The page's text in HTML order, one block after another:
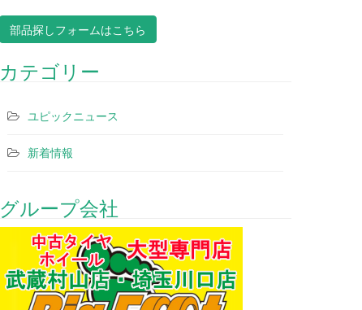
部品探しフォームはこちら
カテゴリー
ユピックニュース
新着情報
グループ会社